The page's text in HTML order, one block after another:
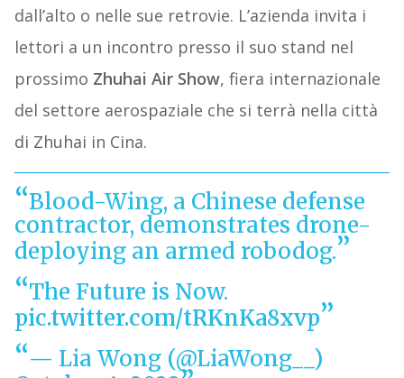
dall’alto o nelle sue retrovie. L’azienda invita i
lettori a un incontro presso il suo stand nel
prossimo Zhuhai Air Show, fiera internazionale
del settore aerospaziale che si terrà nella città
di Zhuhai in Cina.
Blood-Wing, a Chinese defense
contractor, demonstrates drone-
deploying an armed robodog.
The Future is Now.
pic.twitter.com/tRKnKa8xvp
— Lia Wong (@LiaWong__)